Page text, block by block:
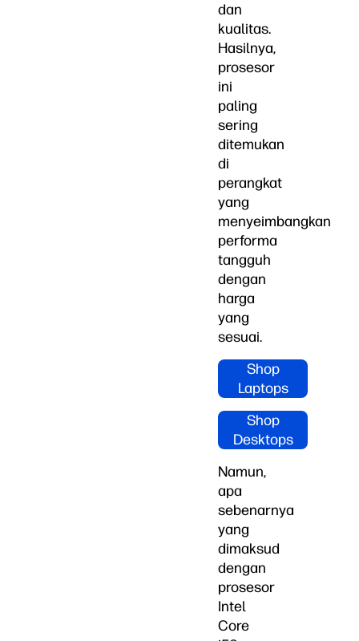
dan
kualitas.
Hasilnya,
prosesor
ini
paling
sering
ditemukan
di
perangkat
yang
menyeimbangkan
performa
tangguh
dengan
harga
yang
sesuai.
Shop
Laptops
Shop
Desktops
Namun,
apa
sebenarnya
yang
dimaksud
dengan
prosesor
Intel
Core